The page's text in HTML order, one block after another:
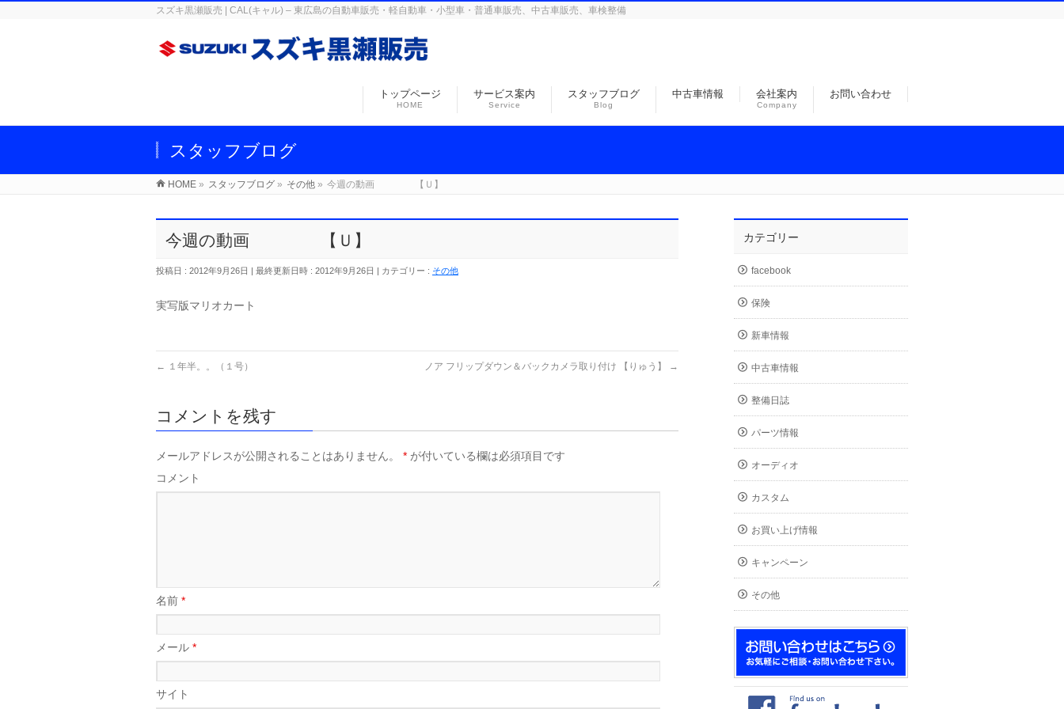
スズキ黒瀬販売 | CAL(キャル) – 東広島の自動車販売・軽自動車・小型車・普通車販売、中古車販売、車検整備
トップページ
HOME
サービス案内
Service
スタッフブログ
Blog
中古車情報 会社案内
Company
お問い合わせ
スタッフブログ
HOME » スタッフブログ » その他 » 今週の動画 【Ｕ】
今週の動画 【Ｕ】
投稿日 : 2012年9月26日 最終更新日時 : 2012年9月26日 カテゴリー : その他
実写版マリオカート
← １年半。。（１号） ノア フリップダウン＆バックカメラ取り付け 【りゅう】 →
コメントを残す
メールアドレスが公開されることはありません。 * が付いている欄は必須項目です
コメント
名前 *
メール *
サイト
カテゴリー
facebook
保険
新車情報
中古車情報
整備日誌
パーツ情報
オーディオ
カスタム
お買い上げ情報
キャンペーン
その他